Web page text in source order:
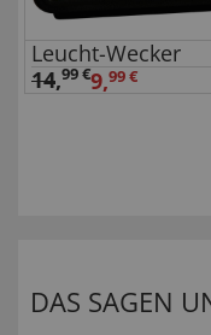
Leucht-Wecker
14,99 €9,99 €
DAS SAGEN